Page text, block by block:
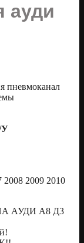
ауди
пневмоканал
У
2009 2010
АУДИ А8 Д3